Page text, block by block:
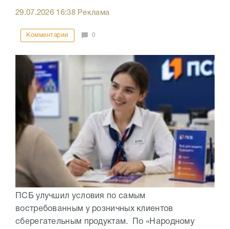
29.07.2026 16:38Реклама
Комментарии 0
ПСБ улучшил условия по самым
востребованным у розничных клиентов
сберегательным продуктам. По «Народному